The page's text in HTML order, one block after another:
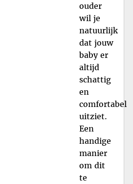
ouder
wil je
natuurlijk
dat jouw
baby er
altijd
schattig
en
comfortabel
uitziet.
Een
handige
manier
om dit
te